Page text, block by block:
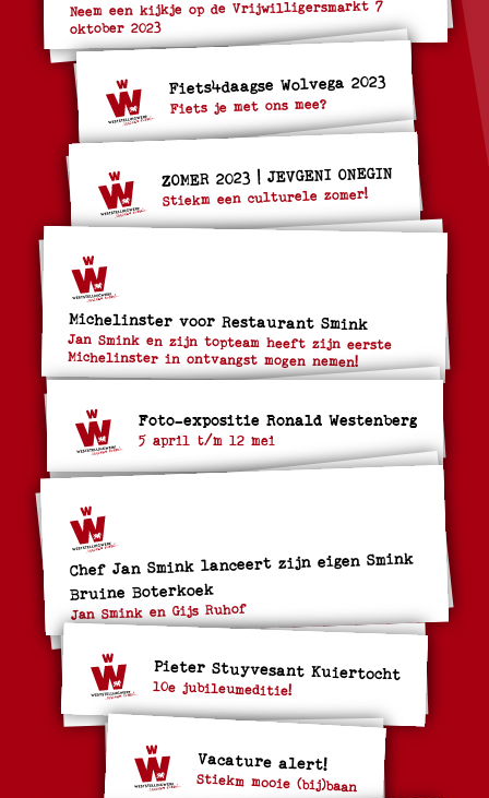
Neem een kijkje op de Vrijwilligersmarkt 7
oktober 2023
Fiets4daagse Wolvega 2023
Fiets je met ons mee?
ZOMER 2023 | JEVGENI ONEGIN
Stiekm een culturele zomer!
Michelinster voor Restaurant Smink
Jan Smink en zijn topteam heeft zijn eerste
Michelinster in ontvangst mogen nemen!
Foto-expositie Ronald Westenberg
5 april t/m 12 mei
Chef Jan Smink lanceert zijn eigen Smink
Bruine Boterkoek
Jan Smink en Gijs Ruhof
Pieter Stuyvesant Kuiertocht
10e jubileumeditie!
Vacature alert!
Stiekm mooie (bij)baan